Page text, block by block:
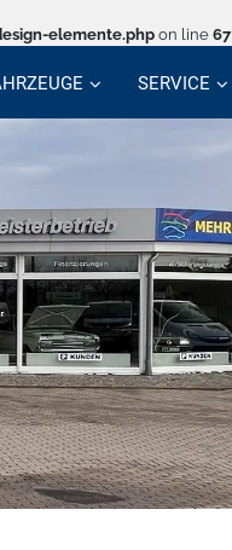
elemente.php on line 67
SERVICE